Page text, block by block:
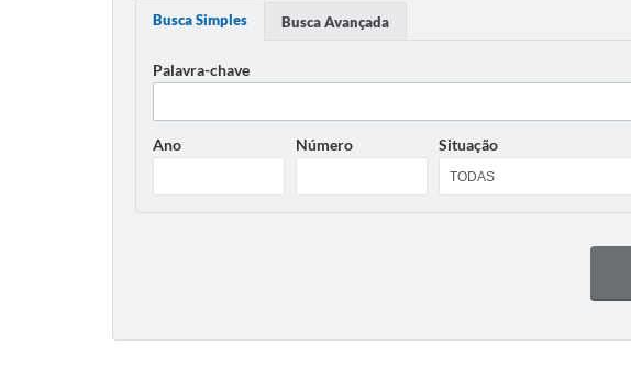
Busca Simples Busca Avançada
Palavra-chave
Ano Número Situação